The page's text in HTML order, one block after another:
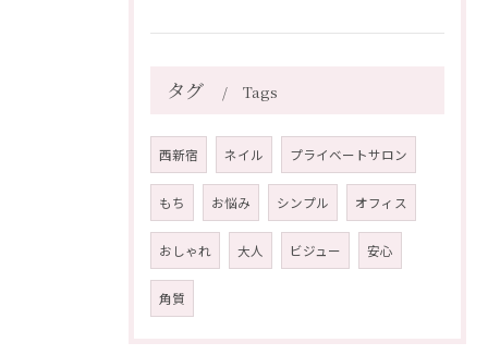
タグ Tags
西新宿 ネイル プライベートサロン
もち お悩み シンプル オフィス
おしゃれ 大人 ビジュー 安心
角質